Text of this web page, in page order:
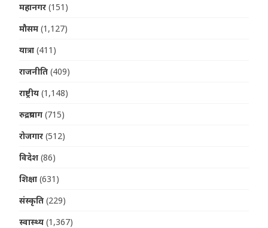
महानगर (151)
मौसम (1,127)
यात्रा (411)
राजनीति (409)
राष्ट्रीय (1,148)
रुद्रप्रयाग (715)
रोजगार (512)
विदेश (86)
शिक्षा (631)
संस्कृति (229)
स्वास्थ्य (1,367)